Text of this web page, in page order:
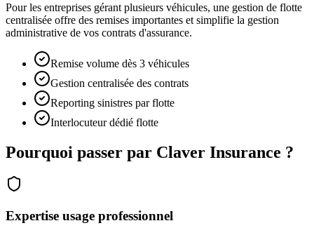
Pour les entreprises gérant plusieurs véhicules, une gestion de flotte
centralisée offre des remises importantes et simplifie la gestion
administrative de vos contrats d'assurance.
Remise volume dès 3 véhicules
Gestion centralisée des contrats
Reporting sinistres par flotte
Interlocuteur dédié flotte
Pourquoi passer par Claver Insurance ?
Expertise usage professionnel